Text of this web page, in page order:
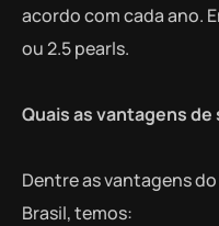
acordo com cada ano.
ou 2.5 pearls.
Quais as vantagens
Dentre as vantagens
Brasil, temos: